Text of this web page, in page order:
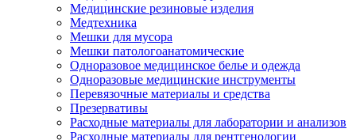
Медицинские резиновые изделия
Медтехника
Мешки для мусора
Мешки патологоанатомические
Одноразовое медицинское белье и одежда
Одноразовые медицинские инструменты
Перевязочные материалы и средства
Презервативы
Расходные материалы для лаборатории и анализов
Расходные материалы для рентгенологии